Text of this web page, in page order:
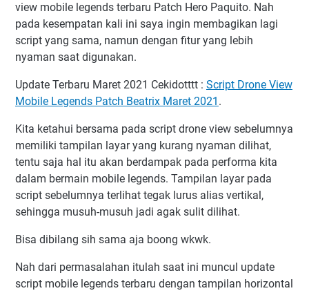
view mobile legends terbaru Patch Hero Paquito. Nah
pada kesempatan kali ini saya ingin membagikan lagi
script yang sama, namun dengan fitur yang lebih
nyaman saat digunakan.
Update Terbaru Maret 2021 Cekidotttt : Script Drone View
Mobile Legends Patch Beatrix Maret 2021 .
Kita ketahui bersama pada script drone view sebelumnya
memiliki tampilan layar yang kurang nyaman dilihat,
tentu saja hal itu akan berdampak pada performa kita
dalam bermain mobile legends. Tampilan layar pada
script sebelumnya terlihat tegak lurus alias vertikal,
sehingga musuh-musuh jadi agak sulit dilihat.
Bisa dibilang sih sama aja boong wkwk.
Nah dari permasalahan itulah saat ini muncul update
script mobile legends terbaru dengan tampilan horizontal